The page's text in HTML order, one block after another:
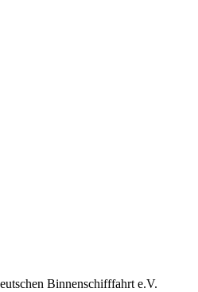
Binnenschifffahrt e.V.